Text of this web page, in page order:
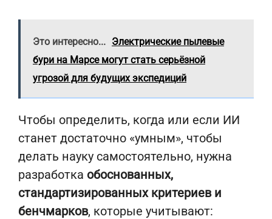
Это интересно... Электрические пылевые
бури на Марсе могут стать серьёзной
угрозой для будущих экспедиций
Чтобы определить, когда или если ИИ
станет достаточно «умным», чтобы
делать науку самостоятельно, нужна
разработка обоснованных,
стандартизированных критериев и
бенчмарков, которые учитывают: